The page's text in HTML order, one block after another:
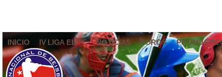
INICIO IV LIGA ELITE NOTICIAS FOROS